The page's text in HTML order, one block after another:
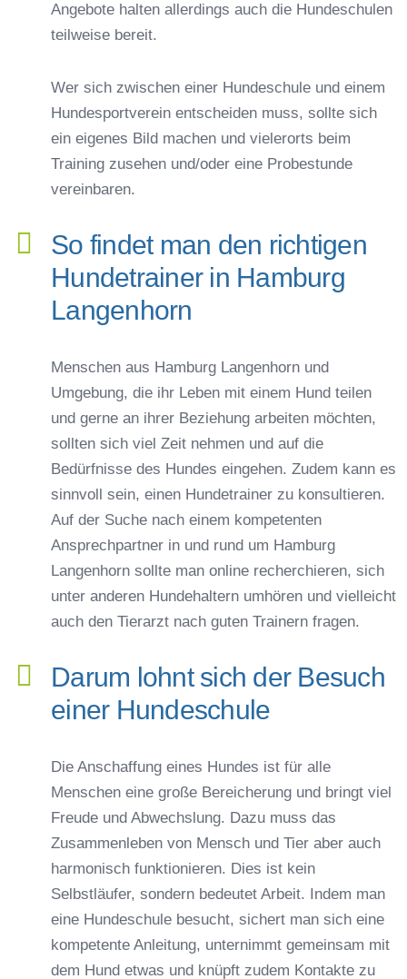
Angebote halten allerdings auch die Hundeschulen
teilweise bereit.
Wer sich zwischen einer Hundeschule und einem
Hundesportverein entscheiden muss, sollte sich
ein eigenes Bild machen und vielerorts beim
Training zusehen und/oder eine Probestunde
vereinbaren.
So findet man den richtigen
Hundetrainer in Hamburg
Langenhorn
Menschen aus Hamburg Langenhorn und
Umgebung, die ihr Leben mit einem Hund teilen
und gerne an ihrer Beziehung arbeiten möchten,
sollten sich viel Zeit nehmen und auf die
Bedürfnisse des Hundes eingehen. Zudem kann es
sinnvoll sein, einen Hundetrainer zu konsultieren.
Auf der Suche nach einem kompetenten
Ansprechpartner in und rund um Hamburg
Langenhorn sollte man online recherchieren, sich
unter anderen Hundehaltern umhören und vielleicht
auch den Tierarzt nach guten Trainern fragen.
Darum lohnt sich der Besuch
einer Hundeschule
Die Anschaffung eines Hundes ist für alle
Menschen eine große Bereicherung und bringt viel
Freude und Abwechslung. Dazu muss das
Zusammenleben von Mensch und Tier aber auch
harmonisch funktionieren. Dies ist kein
Selbstläufer, sondern bedeutet Arbeit. Indem man
eine Hundeschule besucht, sichert man sich eine
kompetente Anleitung, unternimmt gemeinsam mit
dem Hund etwas und knüpft zudem Kontakte zu